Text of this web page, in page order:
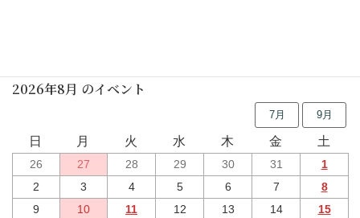
2026年8月 のイベント
7月 9月
日 月 火 水 木 金 土
26 27 28 29 30 31
1
2
3 4 5 6 7
8
9
10 11 12 13 14
15